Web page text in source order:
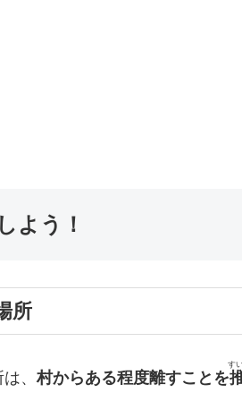
よう！
所
、村からある程度離すことを
す